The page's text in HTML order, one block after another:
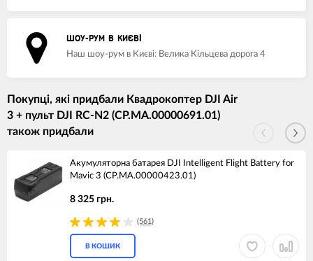
ШОУ-РУМ В КИЄВІ
Наш шоу-рум в Києві: Велика Кільцева дорога 4
Покупці, які придбали Квадрокоптер DJI Air
3 + пульт DJI RC-N2 (CP.MA.00000691.01)
також придбали
Акумуляторна батарея DJI Intelligent Flight Battery for
Mavic 3 (CP.MA.00000423.01)
8 325 грн.
(561)
В КОШИК